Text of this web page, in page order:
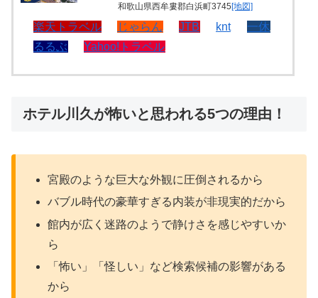
和歌山県西牟婁郡白浜町3745[地図]
楽天トラベル じゃらん JTB knt
一休
るるぶ
Yahoo!トラベル
ホテル川久が怖いと思われる5つの理由！
宮殿のような巨大な外観に圧倒されるから
バブル時代の豪華すぎる内装が非現実的だから
館内が広く迷路のようで静けさを感じやすいか
ら
「怖い」「怪しい」など検索候補の影響がある
から